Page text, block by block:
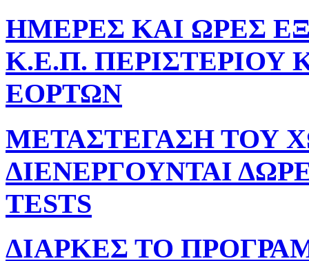
ΗΜΕΡΕΣ ΚΑΙ ΩΡΕΣ
Κ.Ε.Π. ΠΕΡΙΣΤΕΡΙΟΥ
ΕΟΡΤΩΝ
ΜΕΤΑΣΤΕΓΑΣΗ ΤΟΥ
ΔΙΕΝΕΡΓΟΥΝΤΑΙ
TESTS
ΔΙΑΡΚΕΣ ΤΟ